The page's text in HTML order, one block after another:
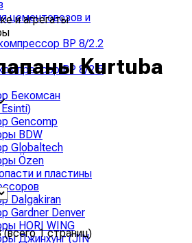
цементовозов и
ВР 8/2.2
ВР 8/2.5
Бекомсан
Gencomp
BDW
Globaltech
Özen
и пластины
Dalgakiran
Gardner Denver
HORI WING
Джинхунг (JIN
и агрегаты
Kurtuba
1 страниц)